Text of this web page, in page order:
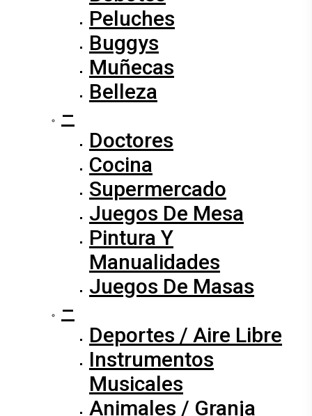
Peluches
Buggys
Muñecas
Belleza
–
Doctores
Cocina
Supermercado
Juegos De Mesa
Pintura Y
Manualidades
Juegos De Masas
–
Deportes / Aire Libre
Instrumentos
Musicales
Animales / Granja